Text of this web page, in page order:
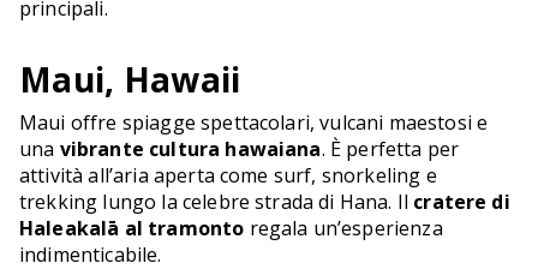
principali.
Maui, Hawaii
Maui offre spiagge spettacolari, vulcani maestosi e
una vibrante cultura hawaiana. È perfetta per
attività all’aria aperta come surf, snorkeling e
trekking lungo la celebre strada di Hana. Il cratere di
Haleakalā al tramonto regala un’esperienza
indimenticabile.